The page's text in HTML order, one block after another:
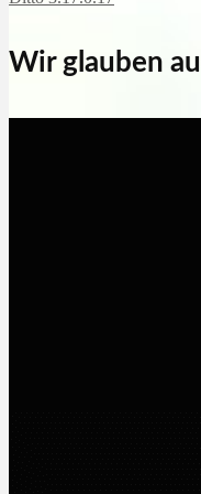
Wir glauben